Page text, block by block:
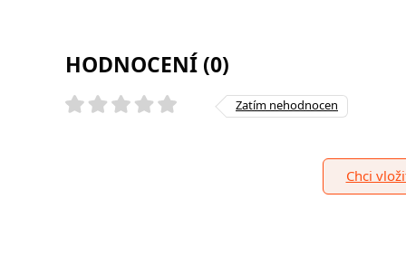
HODNOCENÍ (0)
Zatím nehodnocen
Chci